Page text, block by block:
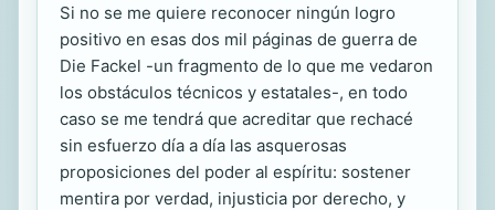
Si no se me quiere reconocer ningún logro
positivo en esas dos mil páginas de guerra de
Die Fackel -un fragmento de lo que me vedaron
los obstáculos técnicos y estatales-, en todo
caso se me tendrá que acreditar que rechacé
sin esfuerzo día a día las asquerosas
proposiciones del poder al espíritu: sostener
mentira por verdad, injusticia por derecho, y